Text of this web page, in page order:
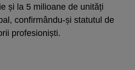
și la 5 milioane de unități
confirmându-și statutul de
profesioniști.